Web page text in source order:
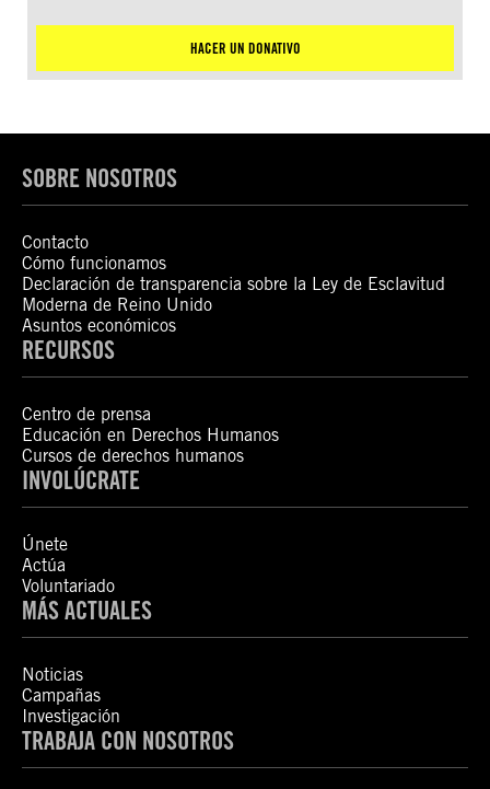
HACER UN DONATIVO
SOBRE NOSOTROS
Contacto
Cómo funcionamos
Declaración de transparencia sobre la Ley de Esclavitud
Moderna de Reino Unido
Asuntos económicos
RECURSOS
Centro de prensa
Educación en Derechos Humanos
Cursos de derechos humanos
INVOLÚCRATE
Únete
Actúa
Voluntariado
MÁS ACTUALES
Noticias
Campañas
Investigación
TRABAJA CON NOSOTROS